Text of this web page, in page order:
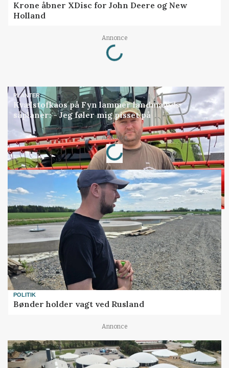
Krone åbner XDisc for John Deere og New
Holland
Annonce
Loading...
PLANTER
Kvælstofkaos på Fyn lammer landmænds
såplaner: - Jeg føler mig pisset på
Annonce
Loading...
POLITIK
Bønder holder vagt ved Rusland
Annonce